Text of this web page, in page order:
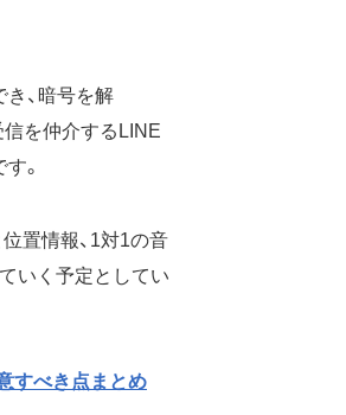
、暗号を解
信を仲介するLINE
。
置情報、1対1の音
いく予定としてい
すべき点まとめ